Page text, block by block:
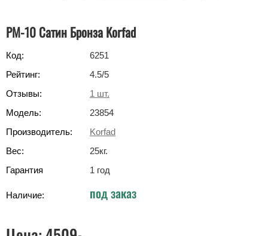
PM-10 Сатин Бронза Korfad
Код:
6251
Рейтинг:
4.5/5
Отзывы:
1 шт.
Модель:
23854
Производитель:
Korfad
Вес:
25кг.
Гарантия
1 год
Наличие: под заказ